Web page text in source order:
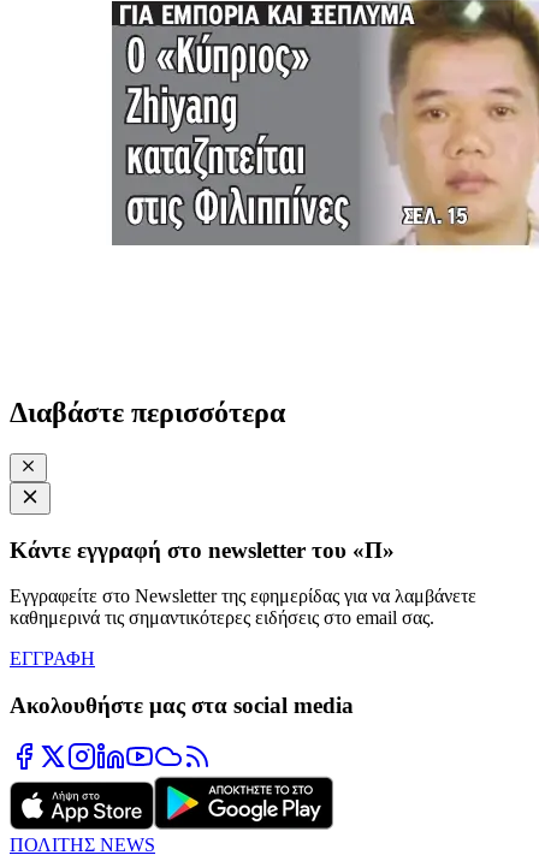
Διαβάστε περισσότερα
Κάντε εγγραφή στο newsletter του «Π»
Εγγραφείτε στο Newsletter της εφημερίδας για να λαμβάνετε
καθημερινά τις σημαντικότερες ειδήσεις στο email σας.
ΕΓΓΡΑΦΗ
Ακολουθήστε μας στα social media
ΠΟΛΙΤΗΣ NEWS